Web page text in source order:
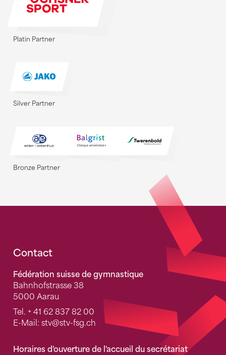
Platin Partner
Silver Partner
Bronze Partner
Fusszeile
Contact
Fédération suisse de gymnastique
Bahnhofstrasse 38
5000 Aarau
Tel. + 41 62 837 82 00
E-Mail: stv@stv-fsg.ch
Horaires d'ouverture de l'accueil du secrétariat